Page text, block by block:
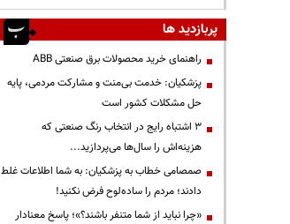
پربازدید ها
راهنمای خرید محصولات برق صنعتی ABB
پزشکیان: خدمت بی‌منت و مشارکت مردمی، پایه
حل مشکلات کشور است
3 اشتباه رایج در انتخاب رنگ صنعتی که
هزینه‌اش را سال‌ها می‌پردازید...
صمصامی خطاب به پزشکیان: به شما اطلاعات غلط
دادند؛ مردم را ساده‌لوح فرض نکنید!
«چرا نباید از شما متنفر باشند؟»؛ پاسخ معنادار